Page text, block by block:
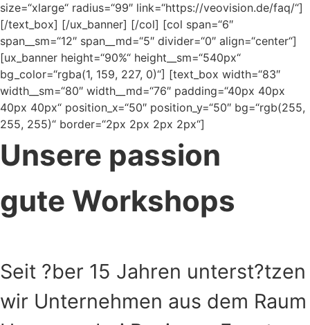
size=“xlarge“ radius=“99″ link=“https://veovision.de/faq/“]
[/text_box] [/ux_banner] [/col] [col span=“6″
span__sm=“12″ span__md=“5″ divider=“0″ align=“center“]
[ux_banner height=“90%“ height__sm=“540px“
bg_color=“rgba(1, 159, 227, 0)“] [text_box width=“83″
width__sm=“80″ width__md=“76″ padding=“40px 40px
40px 40px“ position_x=“50″ position_y=“50″ bg=“rgb(255,
255, 255)“ border=“2px 2px 2px 2px“]
Unsere passion
gute Workshops
Seit ?ber 15 Jahren unterst?tzen
wir Unternehmen aus dem Raum